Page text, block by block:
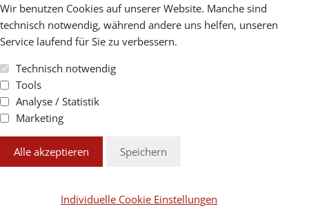
Wir benutzen Cookies auf unserer Website. Manche sind
technisch notwendig, während andere uns helfen, unseren
Service laufend für Sie zu verbessern.
Technisch notwendig
Tools
Analyse / Statistik
Marketing
Alle akzeptieren Speichern
Individuelle Cookie Einstellungen